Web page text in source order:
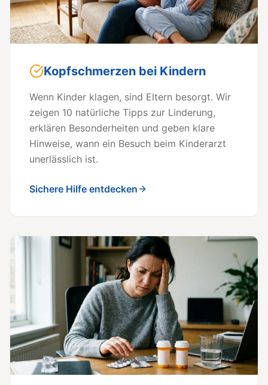
Kopfschmerzen bei Kindern
Wenn Kinder klagen, sind Eltern besorgt. Wir
zeigen 10 natürliche Tipps zur Linderung,
erklären Besonderheiten und geben klare
Hinweise, wann ein Besuch beim Kinderarzt
unerlässlich ist.
Sichere Hilfe entdecken